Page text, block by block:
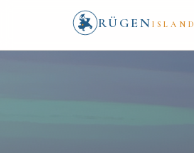
RÜGEN ISLAND